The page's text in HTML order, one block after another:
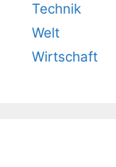
Technik
Welt
Wirtschaft